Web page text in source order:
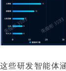
这些研发智能体